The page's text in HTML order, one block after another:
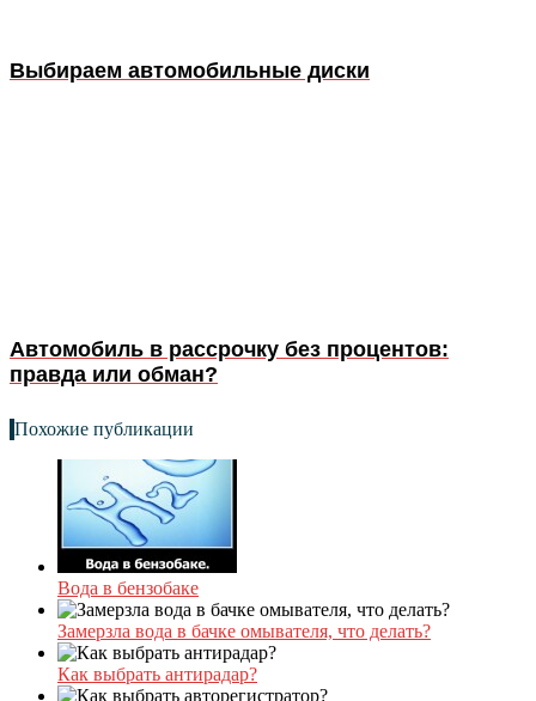
Выбираем автомобильные диски
Автомобиль в рассрочку без процентов:
правда или обман?
Похожие публикации
Вода в бензобаке
Замерзла вода в бачке омывателя, что делать?
Как выбрать антирадар?